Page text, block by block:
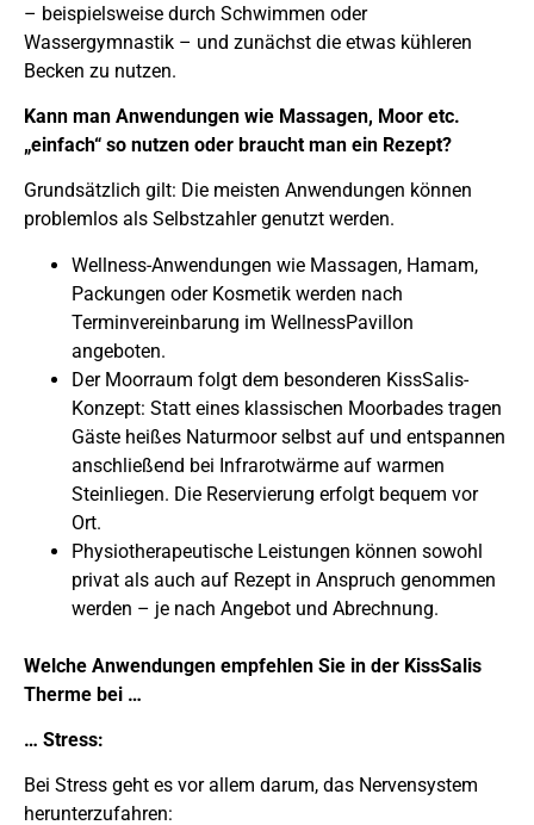
– beispielsweise durch Schwimmen oder
Wassergymnastik – und zunächst die etwas kühleren
Becken zu nutzen.
Kann man Anwendungen wie Massagen, Moor etc.
„einfach“ so nutzen oder braucht man ein Rezept?
Grundsätzlich gilt: Die meisten Anwendungen können
problemlos als Selbstzahler genutzt werden.
Wellness-Anwendungen wie Massagen, Hamam,
Packungen oder Kosmetik werden nach
Terminvereinbarung im WellnessPavillon
angeboten.
Der Moorraum folgt dem besonderen KissSalis-
Konzept: Statt eines klassischen Moorbades tragen
Gäste heißes Naturmoor selbst auf und entspannen
anschließend bei Infrarotwärme auf warmen
Steinliegen. Die Reservierung erfolgt bequem vor
Ort.
Physiotherapeutische Leistungen können sowohl
privat als auch auf Rezept in Anspruch genommen
werden – je nach Angebot und Abrechnung.
Welche Anwendungen empfehlen Sie in der KissSalis
Therme bei …
… Stress:
Bei Stress geht es vor allem darum, das Nervensystem
herunterzufahren: